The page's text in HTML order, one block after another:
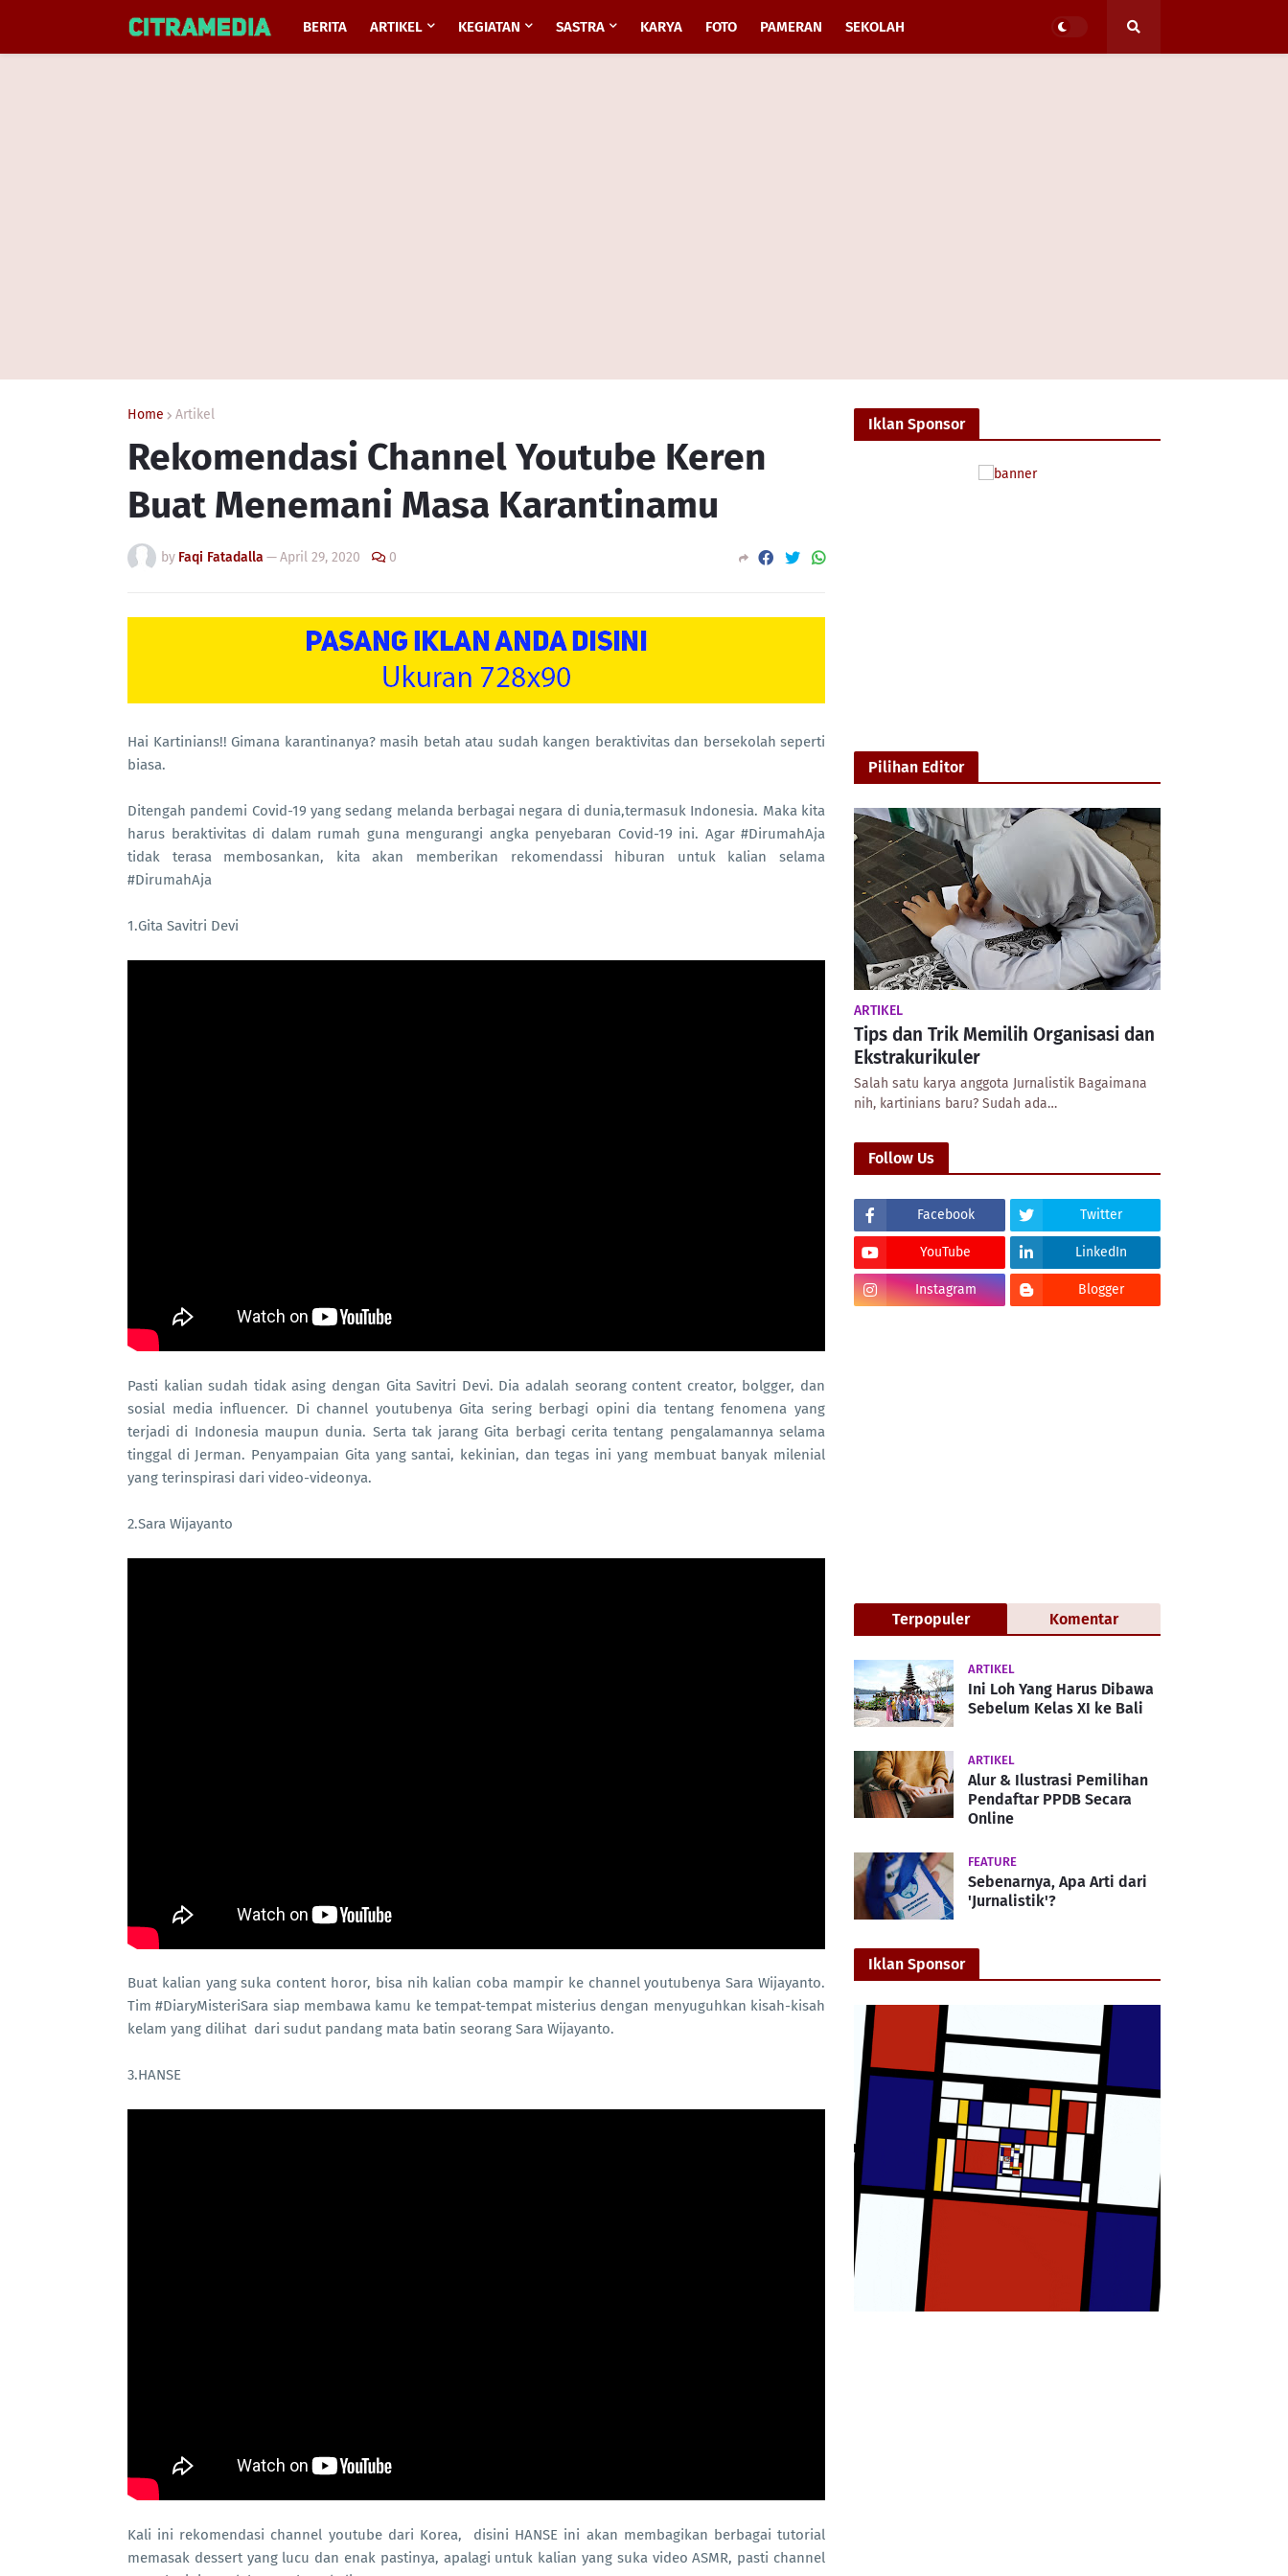
BERITA ARTIKEL KEGIATAN SASTRA KARYA FOTO PAMERAN SEKOLAH
Home Artikel
Rekomendasi Channel Youtube Keren
Buat Menemani Masa Karantinamu
by Faqi Fatadalla —April 29, 2020 0
Hai Kartinians!! Gimana karantinanya? masih betah atau sudah kangen beraktivitas dan bersekolah seperti
biasa.
Ditengah pandemi Covid-19 yang sedang melanda berbagai negara di dunia,termasuk Indonesia. Maka kita
harus beraktivitas di dalam rumah guna mengurangi angka penyebaran Covid-19 ini. Agar #DirumahAja
tidak terasa membosankan, kita akan memberikan rekomendassi hiburan untuk kalian selama
#DirumahAja
1.Gita Savitri Devi
Pasti kalian sudah tidak asing dengan Gita Savitri Devi. Dia adalah seorang content creator, bolgger, dan
sosial media influencer. Di channel youtubenya Gita sering berbagi opini dia tentang fenomena yang
terjadi di Indonesia maupun dunia. Serta tak jarang Gita berbagi cerita tentang pengalamannya selama
tinggal di Jerman. Penyampaian Gita yang santai, kekinian, dan tegas ini yang membuat banyak milenial
yang terinspirasi dari video-videonya.
2.Sara Wijayanto
Buat kalian yang suka content horor, bisa nih kalian coba mampir ke channel youtubenya Sara Wijayanto.
Tim #DiaryMisteriSara siap membawa kamu ke tempat-tempat misterius dengan menyuguhkan kisah-kisah
kelam yang dilihat dari sudut pandang mata batin seorang Sara Wijayanto.
3.HANSE
Kali ini rekomendasi channel youtube dari Korea, disini HANSE ini akan membagikan berbagai tutorial
memasak dessert yang lucu dan enak pastinya, apalagi untuk kalian yang suka video ASMR, pasti channel
Iklan Sponsor
Pilihan Editor
ARTIKEL
Tips dan Trik Memilih Organisasi dan
Ekstrakurikuler
Salah satu karya anggota Jurnalistik Bagaimana
nih, kartinians baru? Sudah ada…
Follow Us
Facebook Twitter
YouTube LinkedIn
Instagram Blogger
Terpopuler Komentar
ARTIKEL
Ini Loh Yang Harus Dibawa
Sebelum Kelas XI ke Bali
ARTIKEL
Alur & Ilustrasi Pemilihan
Pendaftar PPDB Secara
Online
FEATURE
Sebenarnya, Apa Arti dari
'Jurnalistik'?
Iklan Sponsor